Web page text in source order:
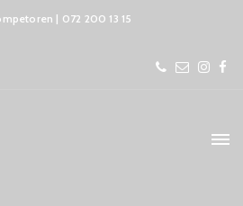
| 072 200 13 15